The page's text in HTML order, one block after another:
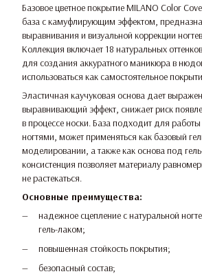
Базовое цветное покрытие MILANO Color
база с камуфлирующим эффектом,
выравнивания и визуальной коррекции
Коллекция включает 18 натуральных
для создания аккуратного маникюра в
использоваться как самостоятельное
Эластичная каучуковая основа дает
выравнивающий эффект, снижает риск
в процессе носки. База подходит для
ногтями, может применяться как базовый
моделировании, а также как основа под
консистенция позволяет материалу
не растекаться.
Основные преимущества:
надежное сцепление с натуральной
гель-лаком;
повышенная стойкость покрытия;
безопасный состав;